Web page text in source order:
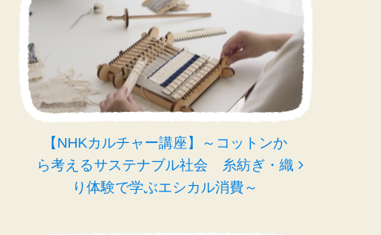
【NHKカルチャー講座】～コットンか
ら考えるサステナブル社会 糸紡ぎ・織
り体験で学ぶエシカル消費～